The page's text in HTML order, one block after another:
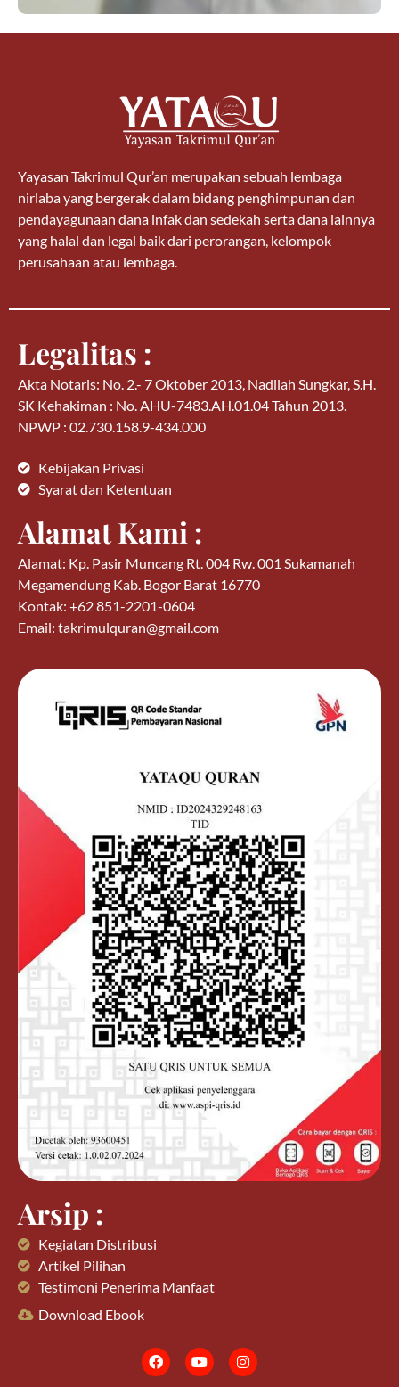
Yayasan Takrimul Qur’an merupakan sebuah lembaga
nirlaba yang bergerak dalam bidang penghimpunan dan
pendayagunaan dana infak dan sedekah serta dana lainnya
yang halal dan legal baik dari perorangan, kelompok
perusahaan atau lembaga.
Legalitas :
Akta Notaris: No. 2.- 7 Oktober 2013, Nadilah Sungkar, S.H.
SK Kehakiman : No. AHU-7483.AH.01.04 Tahun 2013.
NPWP : 02.730.158.9-434.000
Kebijakan Privasi
Syarat dan Ketentuan
Alamat Kami :
Alamat: Kp. Pasir Muncang Rt. 004 Rw. 001 Sukamanah
Megamendung Kab. Bogor Barat 16770
Kontak: +62 851-2201-0604
Email: takrimulquran@gmail.com
Arsip :
Kegiatan Distribusi
Artikel Pilihan
Testimoni Penerima Manfaat
Download Ebook